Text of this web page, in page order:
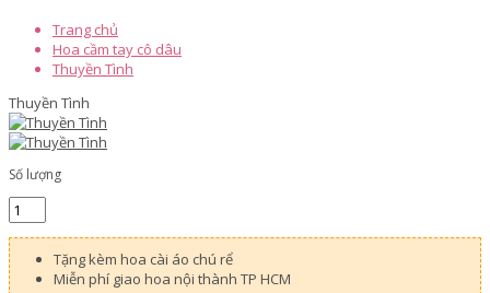
Trang chủ
Hoa cầm tay cô dâu
Thuyền Tình
Thuyền Tình
Số lượng
Tặng kèm hoa cài áo chú rể
Miễn phí giao hoa nội thành TP HCM